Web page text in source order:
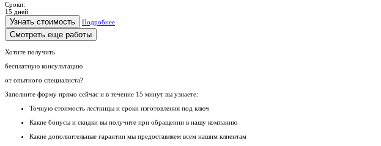
Сроки:
15 дней
Узнать стоимость Подробнее
Смотреть еще работы
Хотите получить
бесплатную консультацию
от опытного специалиста?
Заполните форму прямо сейчас и в течение 15 минут вы узнаете:
Точную стоимость лестницы и сроки изготовления под ключ
Какие бонусы и скидки вы получите при обращении в нашу компанию
Какие дополнительные гарантии мы предоставляем всем нашим клиентам